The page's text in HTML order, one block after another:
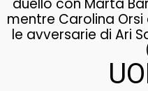
duello con Marta
mentre Carolina
le avversarie di Ari